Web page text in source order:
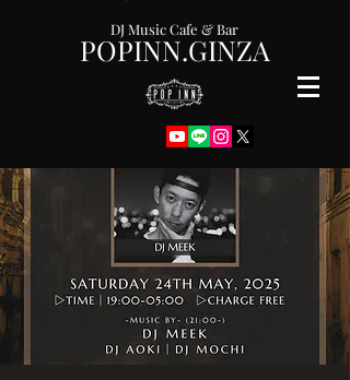
POPINN.GINZA
DJ Music Cafe & Bar